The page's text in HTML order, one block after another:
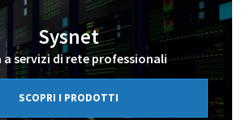
Sysnet
a servizi di rete professionali
SCOPRI I PRODOTTI